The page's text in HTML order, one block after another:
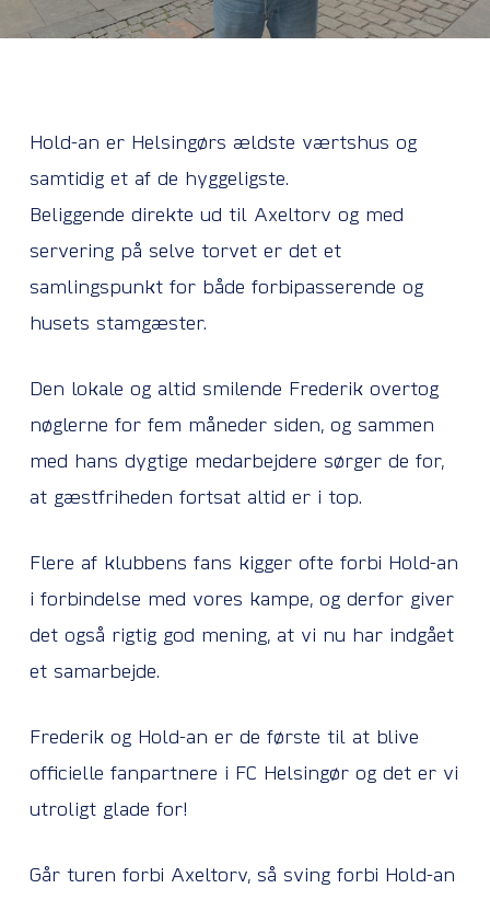
Hold-an er Helsingørs ældste værtshus og
samtidig et af de hyggeligste.
Beliggende direkte ud til Axeltorv og med
servering på selve torvet er det et
samlingspunkt for både forbipasserende og
husets stamgæster.
Den lokale og altid smilende Frederik overtog
nøglerne for fem måneder siden, og sammen
med hans dygtige medarbejdere sørger de for,
at gæstfriheden fortsat altid er i top.
Flere af klubbens fans kigger ofte forbi Hold-an
i forbindelse med vores kampe, og derfor giver
det også rigtig god mening, at vi nu har indgået
et samarbejde.
Frederik og Hold-an er de første til at blive
officielle fanpartnere i FC Helsingør og det er vi
utroligt glade for!
Går turen forbi Axeltorv, så sving forbi Hold-an